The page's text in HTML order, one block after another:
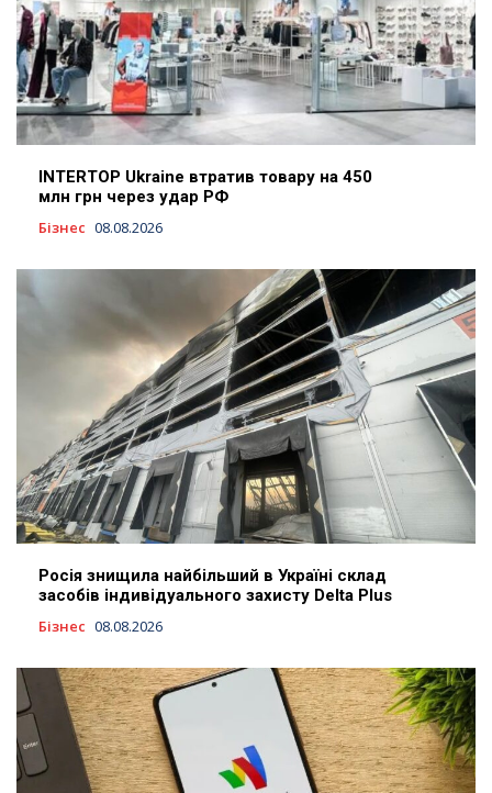
INTERTOP Ukraine втратив товару на 450
млн грн через удар РФ
Бізнес 08.08.2026
Росія знищила найбільший в Україні склад
засобів індивідуального захисту Delta Plus
Бізнес 08.08.2026